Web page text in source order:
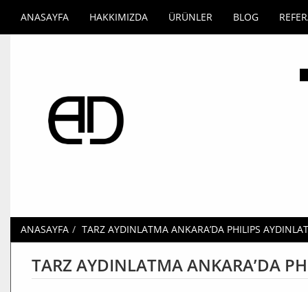
ANASAYFA HAKKIMIZDA ÜRÜNLER BLOG
ANASAYFA TARZ AYDINLATMA ANKARA’DA PHILIPS
TARZ AYDINLATMA ANKARA’DA